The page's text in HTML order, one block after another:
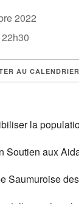
2022
AU CALENDRIER
la
Soutien aux
Saumuroise